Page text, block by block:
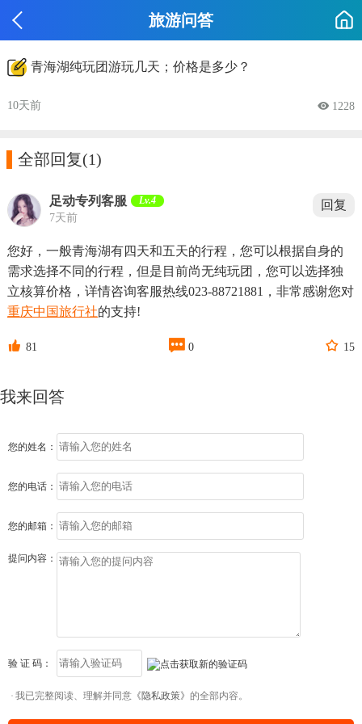
旅游问答
青海湖纯玩团游玩几天；价格是多少？
10天前  1228
全部回复(1)
足动专列客服 Lv.4
7天前
回复
您好，一般青海湖有四天和五天的行程，您可以根据自身的
需求选择不同的行程，但是目前尚无纯玩团，您可以选择独
立核算价格，详情咨询客服热线023-88721881，非常感谢您对
重庆中国旅行社的支持!
 81  0  15
我来回答
您的姓名：
您的电话：
您的邮箱：
提问内容：
验 证 码：
我已完整阅读、理解并同意 《隐私政策》 的全部内容。